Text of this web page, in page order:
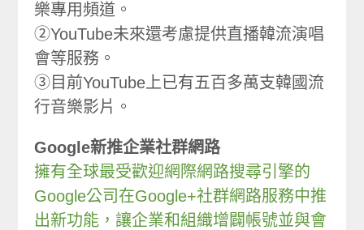
樂專用頻道。
②YouTube未來還考慮提供直播韓流演唱
會等服務。
③目前YouTube上已有五百多萬支韓國流
行音樂影片。
Google新推企業社群網路
擁有全球最受歡迎網際網路搜尋引擎的
Google公司在Google+社群網路服務中推
出新功能，讓企業和組織增闢帳號並與會